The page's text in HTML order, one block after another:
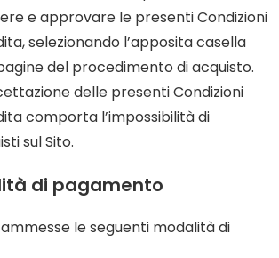
e approvare le presenti Condizioni
selezionando l’apposita casella
del procedimento di acquisto.
delle presenti Condizioni
comporta l’impossibilità di
sul Sito.
di pagamento
ammesse le seguenti modalità di